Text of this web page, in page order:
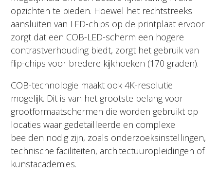
opzichten te bieden. Hoewel het rechtstreeks
aansluiten van LED-chips op de printplaat ervoor
zorgt dat een COB-LED-scherm een hogere
contrastverhouding biedt, zorgt het gebruik van
flip-chips voor bredere kijkhoeken (170 graden).
COB-technologie maakt ook 4K-resolutie
mogelijk. Dit is van het grootste belang voor
grootformaatschermen die worden gebruikt op
locaties waar gedetailleerde en complexe
beelden nodig zijn, zoals onderzoeksinstellingen,
technische faciliteiten, architectuuropleidingen of
kunstacademies.